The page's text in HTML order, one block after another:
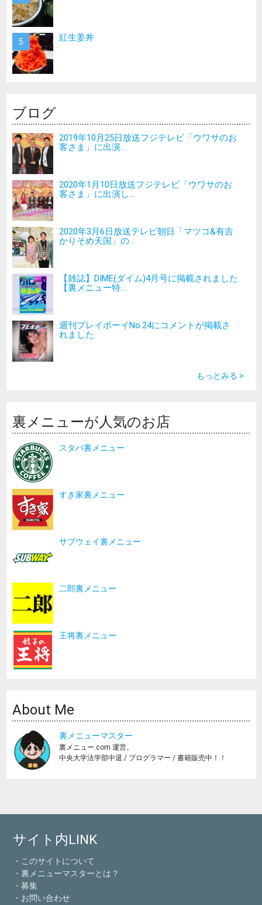
紅生姜丼
ブログ
2019年10月25日放送フジテレビ「ウワサのお
客さま」に出演...
2020年1月10日放送フジテレビ「ウワサのお
客さま」に出演し...
2020年3月6日放送テレビ朝日「マツコ&有吉
かりそめ天国」の...
【雑誌】DIME(ダイム)4月号に掲載されました
【裏メニュー特...
週刊プレイボーイNo.24にコメントが掲載さ
れました
もっとみる >
裏メニューが人気のお店
スタバ裏メニュー
すき家裏メニュー
サブウェイ裏メニュー
二郎裏メニュー
王将裏メニュー
About Me
裏メニューマスター
裏メニュー.com 運営。
中央大学法学部中退 / プログラマー / 書籍販売中！！
サイト内LINK
・このサイトについて
・裏メニューマスターとは？
・募集
・お問い合わせ